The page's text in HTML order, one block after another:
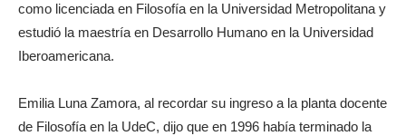
como licenciada en Filosofía en la Universidad Metropolitana y
estudió la maestría en Desarrollo Humano en la Universidad
Iberoamericana.
Emilia Luna Zamora, al recordar su ingreso a la planta docente
de Filosofía en la UdeC, dijo que en 1996 había terminado la